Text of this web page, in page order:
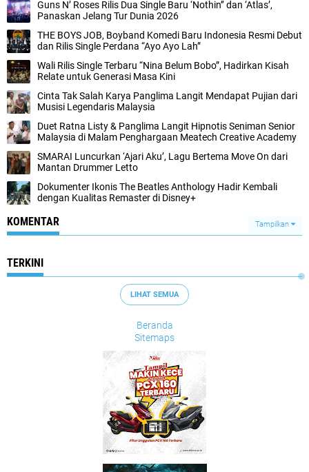
Guns N’ Roses Rilis Dua Single Baru ‘Nothin’’ dan ‘Atlas’,
Panaskan Jelang Tur Dunia 2026
THE BOYS JOB, Boyband Komedi Baru Indonesia Resmi Debut
dan Rilis Single Perdana “Ayo Ayo Lah”
Wali Rilis Single Terbaru “Nina Belum Bobo”, Hadirkan Kisah
Relate untuk Generasi Masa Kini
Cinta Tak Salah Karya Panglima Langit Mendapat Pujian dari
Musisi Legendaris Malaysia
Duet Ratna Listy & Panglima Langit Hipnotis Seniman Senior
Malaysia di Malam Penghargaan Meatech Creative Academy
SMARAI Luncurkan ‘Ajari Aku’, Lagu Bertema Move On dari
Mantan Drummer Letto
Dokumenter Ikonis The Beatles Anthology Hadir Kembali
dengan Kualitas Remaster di Disney+
KOMENTAR Tampilkan
TERKINI
LIHAT SEMUA
Beranda
Sitemaps